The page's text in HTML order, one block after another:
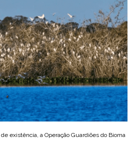
existência, a Operação Guardiões do Bioma